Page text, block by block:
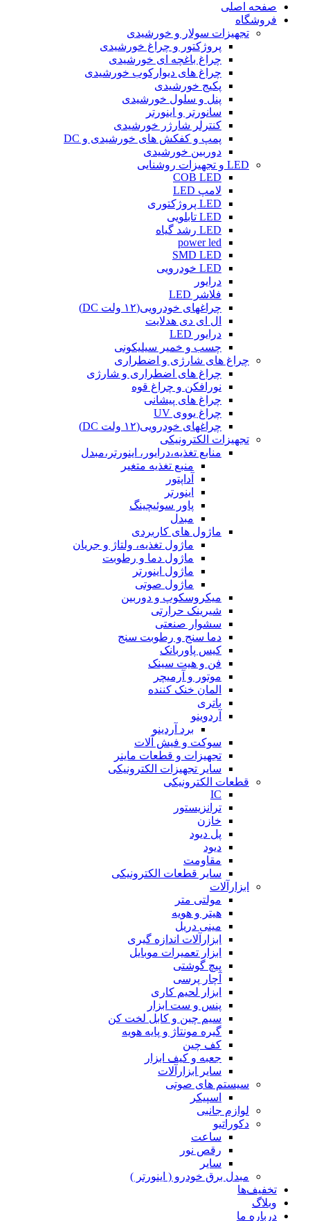
صفحه اصلی
فروشگاه
تجهیزات سولار و خورشیدی
پروژکتور و چراغ خورشیدی
چراغ باغچه ای خورشیدی
چراغ های دیوارکوب خورشیدی
پکیج خورشیدی
پنل و سلول خورشیدی
سانورتر و اینورتر
کنترلر شارژر خورشیدی
پمپ و کفکش های خورشیدی و DC
دوربین خورشیدی
LED و تجهیزات روشنایی
COB LED
لامپ LED
LED پروژکتوری
LED تابلویی
LED رشد گیاه
power led
SMD LED
LED خودرویی
درایور
فلاشر LED
چراغهای خودرویی(۱۲ ولت DC)
ال ای دی هدلایت
درایور LED
چسب و خمیر سیلیکونی
چراغ های شارژی و اضطراری
چراغ های اضطراری و شارژی
نورافکن و چراغ قوه
چراغ های پیشانی
چراغ یووی UV
چراغهای خودرویی(۱۲ ولت DC)
تجهیزات الکترونیکی
منابع تغذیه،درایور، اینورتر،مبدل
منبع تغذیه متغیر
آداپتور
اینورتر
پاور سوئیچینگ
مبدل
ماژول های کاربردی
ماژول تغذیه، ولتاژ و جریان
ماژول دما و رطوبت
ماژول اینورتر
ماژول صوتی
میکروسکوپ و دوربین
شیرینک حرارتی
سشوار صنعتی
دما سنج و رطوبت سنج
کیس پاوربانک
فن و هیت سینک
موتور و آرمیچر
المان خنک کننده
باتری
آردوینو
برد آردینو
سوکت و فیش آلات
تجهیزات و قطعات ماینر
سایر تجهیزات الکترونیکی
قطعات الکترونیکی
IC
ترانزیستور
خازن
پل دیود
دیود
مقاومت
سایر قطعات الکترونیکی
ابزارآلات
مولتی متر
هیتر و هویه
مینی دریل
ابزارآلات اندازه گیری
ابزار تعمیرات موبایل
پیچ گوشتی
آچار پرسی
ابزار لحیم کاری
پنس و ست ابزار
سیم چین و کابل لخت کن
گیره مونتاژ و پایه هویه
کف چین
جعبه و کیف ابزار
سایر ابزارآلات
سیستم های صوتی
اسپیکر
لوازم جانبی
دکوراتیو
ساعت
رقص نور
سایر
مبدل برق خودرو ( اینورتر )
تخفیف‌ها
وبلاگ
درباره ما